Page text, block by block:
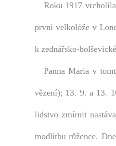
Roku 1917
první velkolóže v
k zednářsko-
Panna Maria v
vězení); 13. 9. a 13.
lidstvo zmírnit
modlitbu růžence.